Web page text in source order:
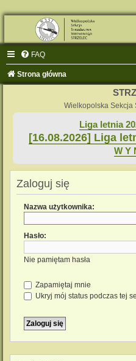
FAQ
Strona główna
Wielkopolska Sekcja
Liga letnia
[16.08.2026] Liga
W Y
Zaloguj się
Nazwa użytkownika:
Hasło:
Nie pamiętam hasła
Zapamiętaj mnie
Ukryj mój status podczas tej